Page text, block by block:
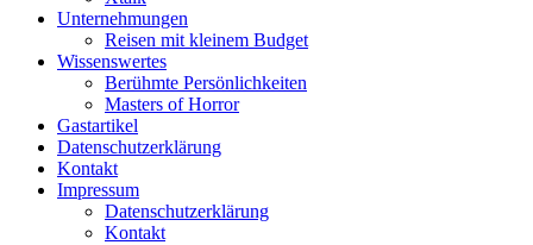
Unternehmungen
Reisen mit kleinem Budget
Wissenswertes
Berühmte Persönlichkeiten
Masters of Horror
Gastartikel
Datenschutzerklärung
Kontakt
Impressum
Datenschutzerklärung
Kontakt